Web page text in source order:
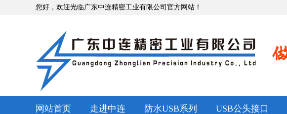
您好，欢迎光临广东中连精密工业有限公司官方网站！
网站首页 走进中连 防水USB系列 USB公头接口